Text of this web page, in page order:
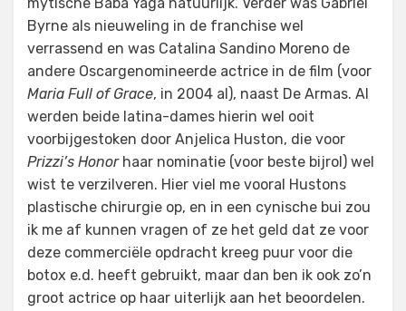
Byrne als nieuweling in de franchise wel
verrassend en was Catalina Sandino Moreno de
andere Oscargenomineerde actrice in de film (voor
Maria Full of Grace, in 2004 al), naast De Armas. Al
werden beide latina-dames hierin wel ooit
voorbijgestoken door Anjelica Huston, die voor
Prizzi’s Honorhaar nominatie (voor beste bijrol) wel
wist te verzilveren. Hier viel me vooral Hustons
plastische chirurgie op, en in een cynische bui zou
ik me af kunnen vragen of ze het geld dat ze voor
deze commerciële opdracht kreeg puur voor die
botox e.d. heeft gebruikt, maar dan ben ik ook zo’n
groot actrice op haar uiterlijk aan het beoordelen.